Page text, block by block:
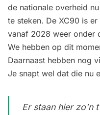
de nationale overheid
te steken. De XC90 is
vanaf 2028 weer onder
We hebben op dit
Daarnaast hebben nog
Je snapt wel dat die nu
Er staan hier zo’n